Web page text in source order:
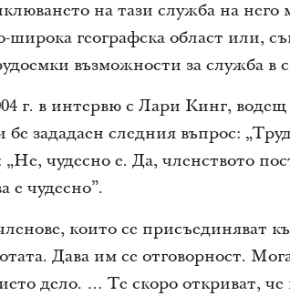
на тази служба на
широка географска област или,
възможности за служба в
г. в интервю с Лари Кинг,
зададаен следния въпрос:
чудесно е. Да, членството
е чудесно”.
които се присъединяват
Дава им се отговорност.
дело. … Те скоро откриват, че